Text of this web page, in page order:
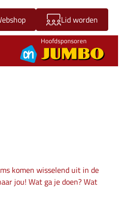
Lid worden
Hoofdsponsoren
komen wisselend uit in de
jou! Wat ga je doen? Wat